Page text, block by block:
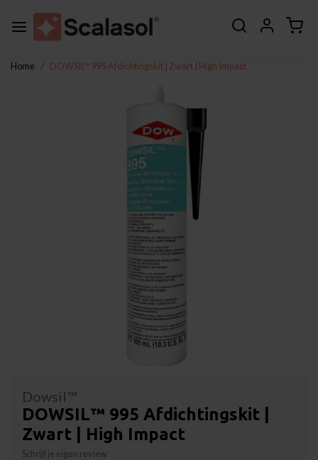
Home DOWSIL™ 995 Afdichtingskit | Zwart | High Impact
Dowsil™
DOWSIL™ 995 Afdichtingskit |
Zwart | High Impact
Schrijf je eigen review